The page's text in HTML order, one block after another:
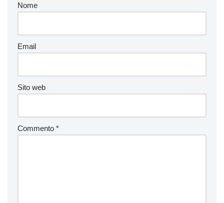
Nome
Email
Sito web
Commento *